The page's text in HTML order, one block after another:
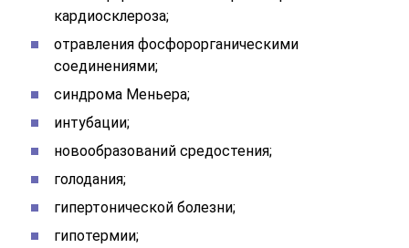
кардиосклероза;
отравления фосфорорганическими
соединениями;
синдрома Меньера;
интубации;
новообразований средостения;
голодания;
гипертонической болезни;
гипотермии;